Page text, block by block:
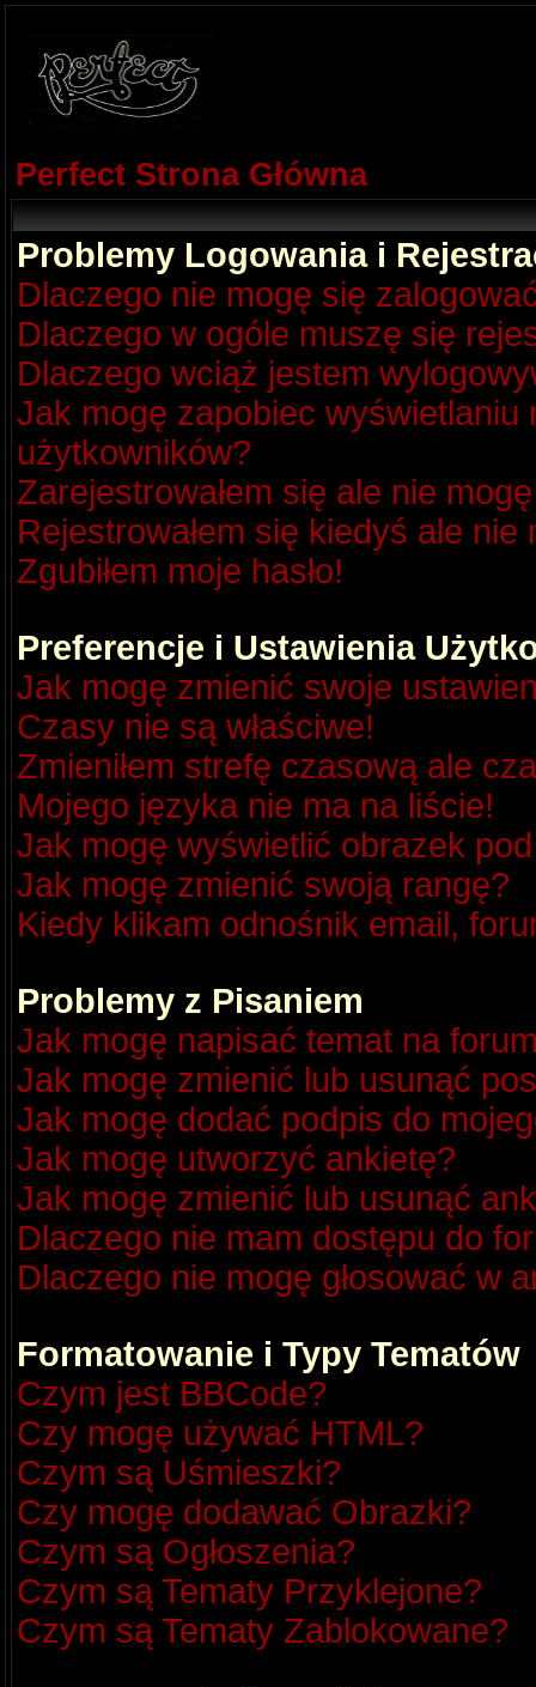
Perfect Strona Główna
Problemy Logowania i
Dlaczego nie mogę się
Dlaczego w ogóle muszę się
Dlaczego wciąż jestem
Jak mogę zapobiec
użytkowników?
Zarejestrowałem się ale nie
Rejestrowałem się kiedyś ale
Zgubiłem moje hasło!
Preferencje i Ustawienia
Jak mogę zmienić swoje
Czasy nie są właściwe!
Zmieniłem strefę czasową ale
Mojego języka nie ma na liście!
Jak mogę wyświetlić obrazek
Jak mogę zmienić swoją rangę?
Kiedy klikam odnośnik email,
Problemy z Pisaniem
Jak mogę napisać temat na
Jak mogę zmienić lub usunąć
Jak mogę dodać podpis do
Jak mogę utworzyć ankietę?
Jak mogę zmienić lub usunąć
Dlaczego nie mam dostępu do
Dlaczego nie mogę głosować w
Formatowanie i Typy Tematów
Czym jest BBCode?
Czy mogę używać HTML?
Czym są Uśmieszki?
Czy mogę dodawać Obrazki?
Czym są Ogłoszenia?
Czym są Tematy Przyklejone?
Czym są Tematy Zablokowane?